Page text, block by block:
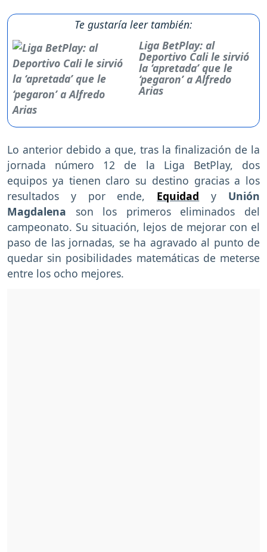
Te gustaría leer también:
Liga BetPlay: al
Deportivo Cali le sirvió
la ‘apretada’ que le
‘pegaron’ a Alfredo
Arias
Lo anterior debido a que, tras la finalización de la
jornada número 12 de la Liga BetPlay, dos
equipos ya tienen claro su destino gracias a los
resultados y por ende,
Equidad y Unión
Magdalena son los primeros eliminados del
campeonato. Su situación, lejos de mejorar con el
paso de las jornadas, se ha agravado al punto de
quedar sin posibilidades matemáticas de meterse
entre los ocho mejores.